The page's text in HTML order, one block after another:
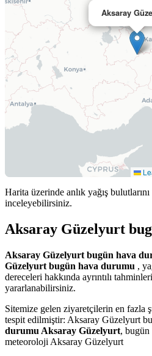
Aksaray
Harita üzerinde anlık yağış
inceleyebilirsiniz.
Aksaray Güzelyurt
Aksaray Güzelyurt bugün hava
Güzelyurt bugün hava durumu ,
dereceleri hakkında ayrıntılı
yararlanabilirsiniz.
Sitemize gelen ziyaretçilerin en fazla
tespit edilmiştir: Aksaray Güzelyurt
durumu Aksaray Güzelyurt, bugün
meteoroloji Aksaray Güzelyurt